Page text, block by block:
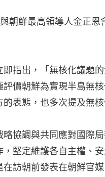
朝鮮最高領導人金正恩
指出，「無核化議題
價朝鮮為實現半島無
表態，也多次提及無核
協調與共同應對國際
堅定維護各自主權、
訪朝前發表在朝鮮官